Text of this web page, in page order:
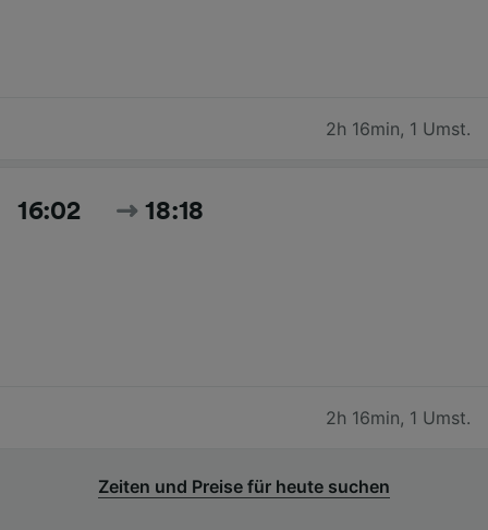
2h 16min, 1 Umst.
16:02 18:18
2h 16min, 1 Umst.
Zeiten und Preise für heute suchen